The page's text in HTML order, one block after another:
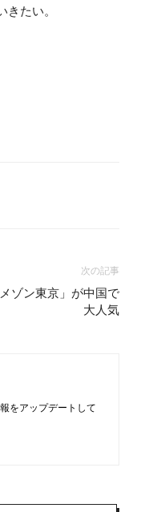
たい。
次の記事
ゾン東京」が中国で
大人気
をアップデートして